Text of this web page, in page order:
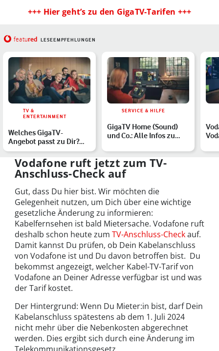
+++ Hier geht’s zu den GigaTV-Tarifen +++
featured LESEEMPFEHLUNGEN
TV &
ENTERTAINMENT
Welches GigaTV-
Angebot passt zu Dir?
Vodafones
Entertainment-Pake…
SERVICE & HILFE
GigaTV Home (Sound)
und Co.: Alle Infos zu
Entertainment-…
Vodafone ruft jetzt zum TV-
Anschluss-Check auf
Gut, dass Du hier bist. Wir möchten die
Gelegenheit nutzen, um Dich über eine wichtige
gesetzliche Änderung zu informieren:
Kabelfernsehen ist bald Mietersache. Vodafone ruft
deshalb schon heute zum TV-Anschluss-Checkauf.
Damit kannst Du prüfen, ob Dein Kabelanschluss
von Vodafone ist und Du davon betroffen bist. Du
bekommst angezeigt, welcher Kabel-TV-Tarif von
Vodafone an Deiner Adresse verfügbar ist und was
der Tarif kostet.
Der Hintergrund: Wenn Du Mieter:in bist, darf Dein
Kabelanschluss spätestens ab dem 1. Juli 2024
nicht mehr über die Nebenkosten abgerechnet
werden. Dies ergibt sich durch eine Änderung im